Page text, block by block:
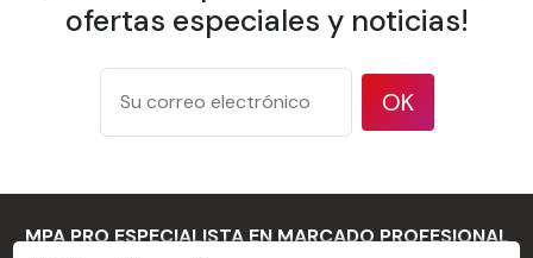
temperatura
Límites de
altamente
irregulares, o con
como grandes
remaches o
ofertas especiales y noticias!
OK
MPA PRO ESPECIALISTA EN MARCADO PROFESIONAL